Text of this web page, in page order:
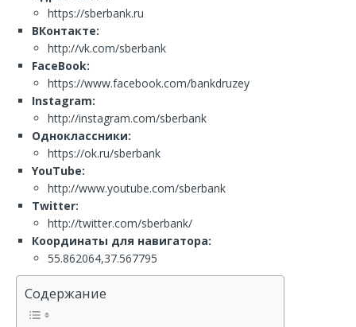
https://sberbank.ru
ВКонтакте:
http://vk.com/sberbank
FaceBook:
https://www.facebook.com/bankdruzey
Instagram:
http://instagram.com/sberbank
Одноклассники:
https://ok.ru/sberbank
YouTube:
http://www.youtube.com/sberbank
Twitter:
http://twitter.com/sberbank/
Координаты для навигатора:
55.862064,37.567795
Содержание